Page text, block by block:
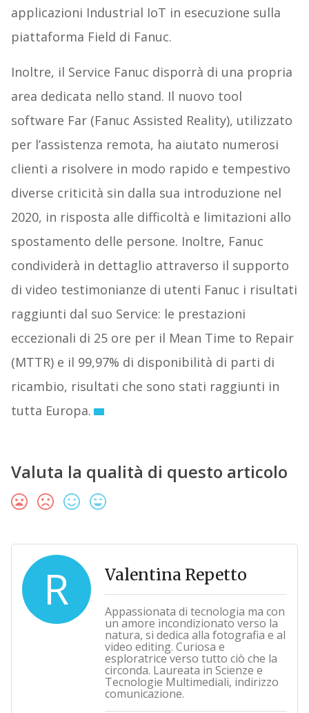
applicazioni Industrial IoT in esecuzione sulla
piattaforma Field di Fanuc.
Inoltre, il Service Fanuc disporrà di una propria
area dedicata nello stand. Il nuovo tool
software Far (Fanuc Assisted Reality), utilizzato
per l’assistenza remota, ha aiutato numerosi
clienti a risolvere in modo rapido e tempestivo
diverse criticità sin dalla sua introduzione nel
2020, in risposta alle difficoltà e limitazioni allo
spostamento delle persone. Inoltre, Fanuc
condividerà in dettaglio attraverso il supporto
di video testimonianze di utenti Fanuc i risultati
raggiunti dal suo Service: le prestazioni
eccezionali di 25 ore per il Mean Time to Repair
(MTTR) e il 99,97% di disponibilità di parti di
ricambio, risultati che sono stati raggiunti in
tutta Europa.
Valuta la qualità di questo articolo
R Valentina Repetto
Appassionata di tecnologia ma con
un amore incondizionato verso la
natura, si dedica alla fotografia e al
video editing. Curiosa e
esploratrice verso tutto ciò che la
circonda. Laureata in Scienze e
Tecnologie Multimediali, indirizzo
comunicazione.